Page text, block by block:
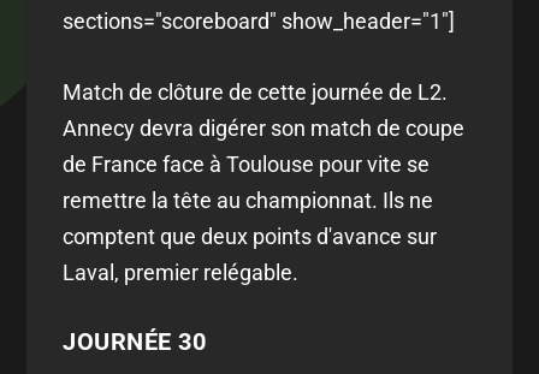
sections="scoreboard" show_header="1"]
Match de clôture de cette journée de L2.
Annecy devra digérer son match de coupe
de France face à Toulouse pour vite se
remettre la tête au championnat. Ils ne
comptent que deux points d'avance sur
Laval, premier relégable.
JOURNÉE 30